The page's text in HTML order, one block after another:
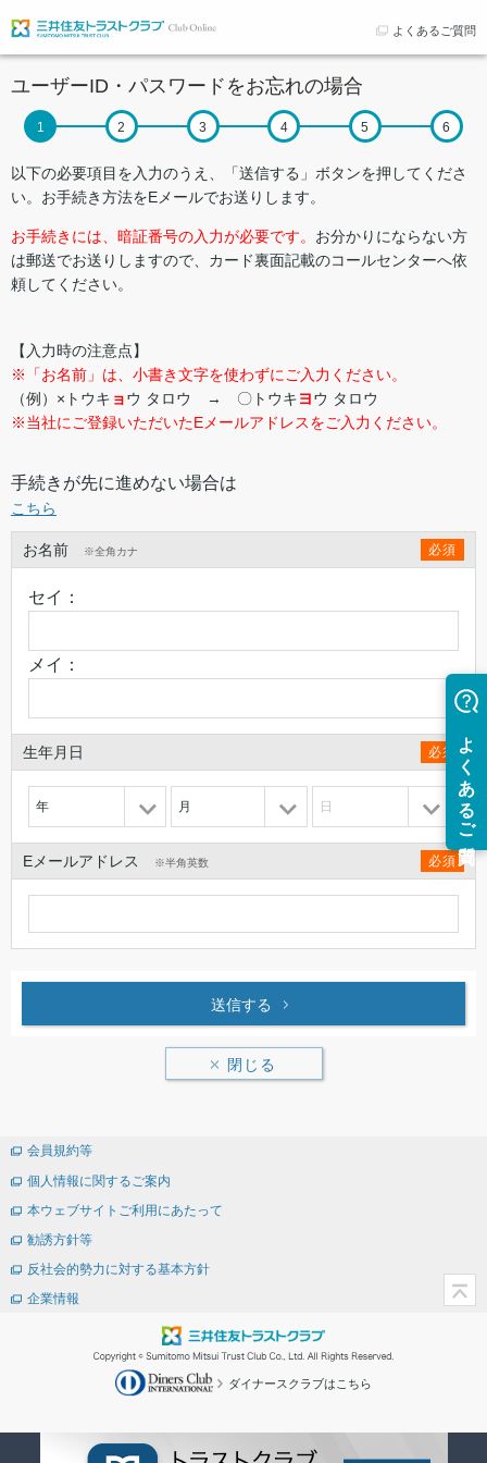
よくあるご質問
ユーザーID・パスワードをお忘れの場合
以下の必要項目を入力のうえ、「送信する」ボタンを押してくださ
い。お手続き方法をEメールでお送りします。
お手続きには、暗証番号の入力が必要です。 お分かりにならない方
は郵送でお送りしますので、カード裏面記載のコールセンターへ依
頼してください。
【入力時の注意点】
※「お名前」は、小書き文字を使わずにご入力ください。
（例）×トウキ ョウ タロウ → 〇トウキヨウ タロウ
※当社にご登録いただいたEメールアドレスをご入力ください。
手続きが先に進めない場合は
こちら
お名前 ※全角カナ 必須
セイ：
メイ：
生年月日 必須
年 月 日
Eメールアドレス ※半角英数 必須
送信する
閉じる
会員規約等
個人情報に関するご案内
本ウェブサイトご利用にあたって
勧誘方針等
反社会的勢力に対する基本方針
企業情報
ダイナースクラブはこちら